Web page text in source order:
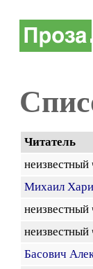
Читатель
неизвестный
Михаил
неизвестный
неизвестный
Басович